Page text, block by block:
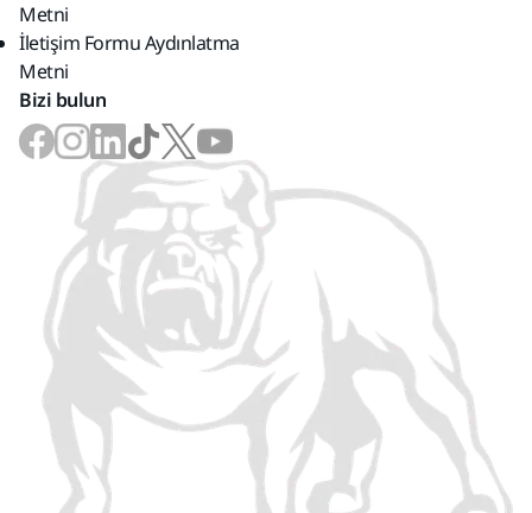
Metni
İletişim Formu Aydınlatma
Metni
Bizi bulun